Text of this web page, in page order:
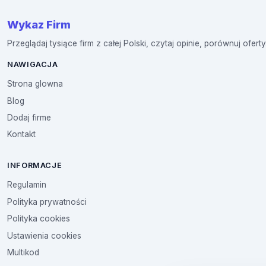
Wykaz Firm
Przeglądaj tysiące firm z całej Polski, czytaj opinie, porównuj
NAWIGACJA
Strona glowna
Blog
Dodaj firme
Kontakt
INFORMACJE
Regulamin
Polityka prywatności
Polityka cookies
Ustawienia cookies
Multikod